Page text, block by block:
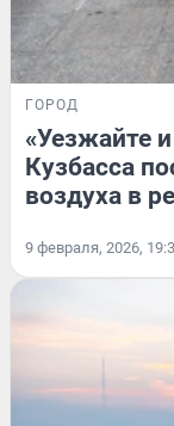
ГОРОД
«Уезжайте
Кузбасса
воздуха в
9 февраля, 2026,